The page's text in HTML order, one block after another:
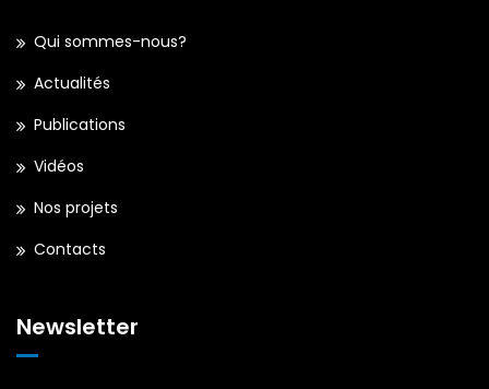
Qui sommes-nous?
Actualités
Publications
Vidéos
Nos projets
Contacts
Newsletter